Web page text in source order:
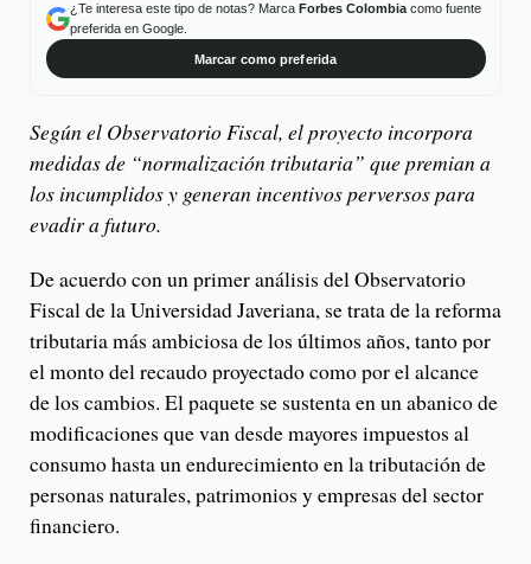
¿Te interesa este tipo de notas? Marca Forbes Colombiacomo fuente
preferida en Google.
Marcar como preferida
Según el Observatorio Fiscal, el proyecto incorpora
medidas de “normalización tributaria” que premian a
los incumplidos y generan incentivos perversos para
evadir a futuro.
De acuerdo con un primer análisis del Observatorio
Fiscal de la Universidad Javeriana, se trata de la reforma
tributaria más ambiciosa de los últimos años, tanto por
el monto del recaudo proyectado como por el alcance
de los cambios. El paquete se sustenta en un abanico de
modificaciones que van desde mayores impuestos al
consumo hasta un endurecimiento en la tributación de
personas naturales, patrimonios y empresas del sector
financiero.